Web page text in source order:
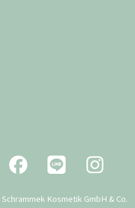
Kosmetik GmbH & Co.